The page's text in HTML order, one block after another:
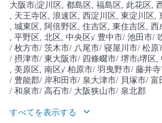
大阪市(淀川区 , 都島区 , 福島区 , 此花区 ,
, 天王寺区 , 浪速区 , 西淀川区 , 東淀川区 ,
, 城東区 , 阿倍野区 , 住吉区 , 東住吉区 , 西
, 平野区 , 北区 , 中央区)/ 豊中市/ 池田市/
/ 枚方市/ 茨木市/ 八尾市/ 寝屋川市/ 松原
/ 摂津市/ 東大阪市/ 四條畷市/ 堺市(堺区 ,
, 美原区 , 南区)/ 柏原市/ 羽曳野市/ 藤井
/ 豊能郡/ 岸和田市/ 泉大津市/ 貝塚市/ 富
/ 和泉市/ 高石市/ 大阪狭山市/ 泉北郡
すべてを表示する